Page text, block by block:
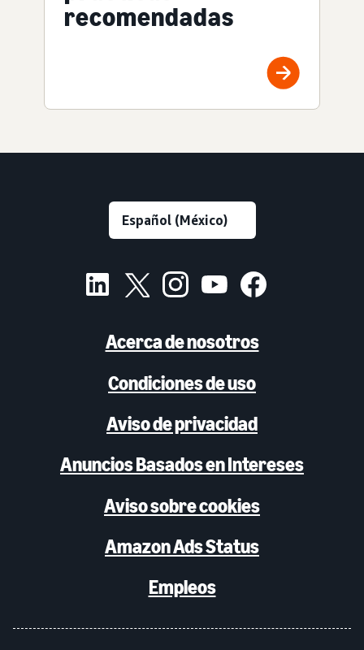
recomendadas
Acerca de nosotros
Condiciones de uso
Aviso de privacidad
Anuncios Basados en Intereses
Aviso sobre cookies
Amazon Ads Status
Empleos